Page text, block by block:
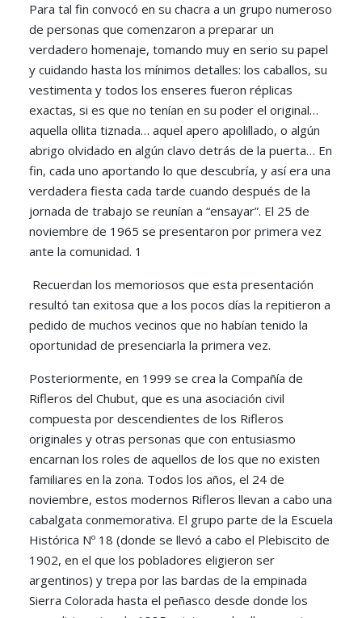
Para tal fin convocó en su chacra a un grupo numeroso
de personas que comenzaron a preparar un
verdadero homenaje, tomando muy en serio su papel
y cuidando hasta los mínimos detalles: los caballos, su
vestimenta y todos los enseres fueron réplicas
exactas, si es que no tenían en su poder el original…
aquella ollita tiznada… aquel apero apolillado, o algún
abrigo olvidado en algún clavo detrás de la puerta… En
fin, cada uno aportando lo que descubría, y así era una
verdadera fiesta cada tarde cuando después de la
jornada de trabajo se reunían a “ensayar”. El 25 de
noviembre de 1965 se presentaron por primera vez
ante la comunidad. 1
Recuerdan los memoriosos que esta presentación
resultó tan exitosa que a los pocos días la repitieron a
pedido de muchos vecinos que no habían tenido la
oportunidad de presenciarla la primera vez.
Posteriormente, en 1999 se crea la Compañía de
Rifleros del Chubut, que es una asociación civil
compuesta por descendientes de los Rifleros
originales y otras personas que con entusiasmo
encarnan los roles de aquellos de los que no existen
familiares en la zona. Todos los años, el 24 de
noviembre, estos modernos Rifleros llevan a cabo una
cabalgata conmemorativa. El grupo parte de la Escuela
Histórica Nº 18 (donde se llevó a cabo el Plebiscito de
1902, en el que los pobladores eligieron ser
argentinos) y trepa por las bardas de la empinada
Sierra Colorada hasta el peñasco desde donde los